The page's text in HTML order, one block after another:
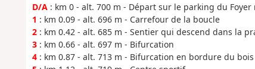
D/A: km 0 - alt. 700 m - Départ sur le parking du Foyer
1 : km 0.09 - alt. 696 m - Carrefour de la boucle
2: km 0.42 - alt. 685 m - Sentier qui descend dans la
3: km 0.66 - alt. 697 m - Bifurcation
4: km 0.87 - alt. 713 m - Bifurcation en bordure du bois